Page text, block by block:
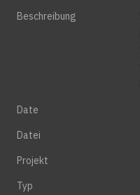
Beschreibung
Date
Datei
Projekt
Typ